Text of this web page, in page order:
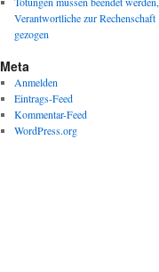
Verantwortliche zur Rechenschaft
gezogen
Meta
Anmelden
Eintrags-Feed
Kommentar-Feed
WordPress.org